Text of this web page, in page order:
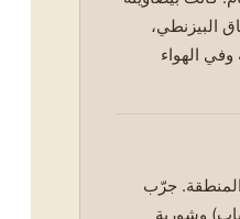
البيزنطي،
وفي الهواء
جرّب
وشوربة